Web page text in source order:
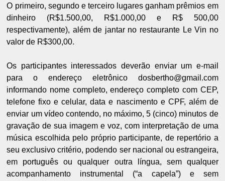
O primeiro, segundo e terceiro lugares ganham prêmios em
dinheiro (R$1.500,00, R$1.000,00 e R$ 500,00
respectivamente), além de jantar no restaurante Le Vin no
valor de R$300,00.
Os participantes interessados deverão enviar um e-mail
para o endereço eletrônico dosbertho@gmail.com
informando nome completo, endereço completo com CEP,
telefone fixo e celular, data e nascimento e CPF, além de
enviar um vídeo contendo, no máximo, 5 (cinco) minutos de
gravação de sua imagem e voz, com interpretação de uma
música escolhida pelo próprio participante, de repertório a
seu exclusivo critério, podendo ser nacional ou estrangeira,
em português ou qualquer outra língua, sem qualquer
acompanhamento instrumental (“a capela”) e sem